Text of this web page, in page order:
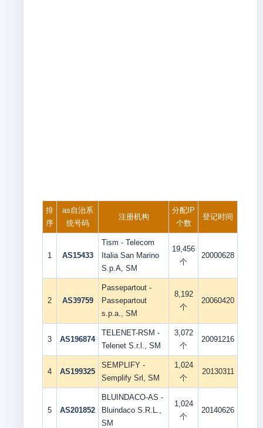
排
序
as自治系
统号码
注册机构
分配IP
个数
登记时间
1 AS15433
Tism - Telecom
Italia San Marino
S.p.A, SM
19,456
个
20000628
2 AS39759
Passepartout -
Passepartout
s.p.a., SM
8,192
个
20060420
3 AS196874
TELENET-RSM -
Telenet S.r.l., SM
3,072
个
20091216
4 AS199325
SEMPLIFY -
Semplify Srl, SM
1,024
个
20130311
5 AS201852
BLUINDACO-AS -
Bluindaco S.R.L.,
SM
1,024
个
20140626